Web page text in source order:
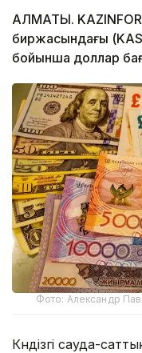
АЛМАТЫ.
биржасындағы
бойынша доллар
Фото: Александр
Күндізгі сауда-